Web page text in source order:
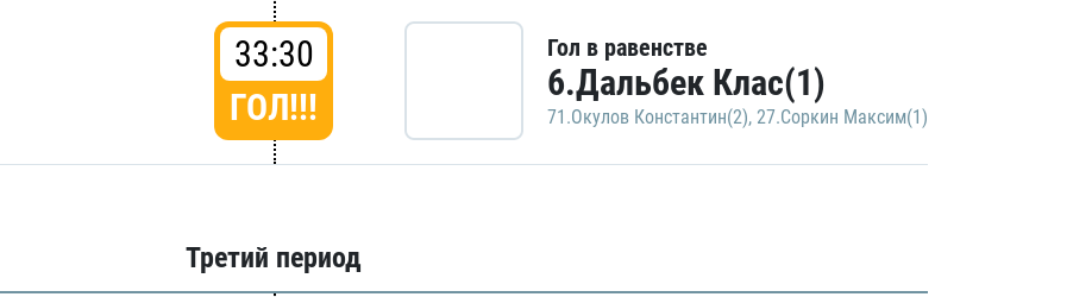
33:30
ГОЛ!!!
Гол в равенстве
6.Дальбек Клас(1)
71.Окулов Константин(2), 27.Соркин Максим(1)
Третий период